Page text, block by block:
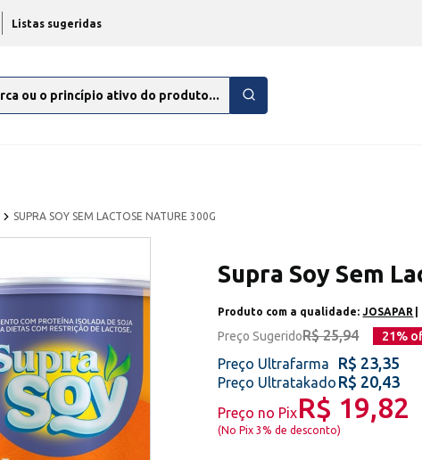
Listas sugeridas
SUPRA SOY SEM LACTOSE NATURE 300G
Supra Soy Sem
Produto com a qualidade: JOSAPAR
Preço SugeridoR$ 25,94 21%
Preço Ultrafarma R$ 23,35
Preço Ultratakado R$ 20,43
Preço no PixR$ 19,82
(No Pix 3% de desconto)